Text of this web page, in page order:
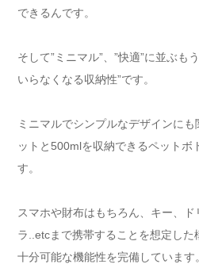
できるんです。
そして”ミニマル”、”快適”に並ぶも
いらなくなる収納性”です。
ミニマルでシンプルなデザインに
ットと500mlを収納できるペットボ
す。
スマホや財布はもちろん、キー、
ラ..etcまで携帯することを想定した
十分可能な機能性を完備しています。